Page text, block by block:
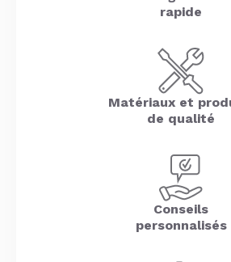
rapide
Matériaux et
de qualité
Conseils
personnalisés